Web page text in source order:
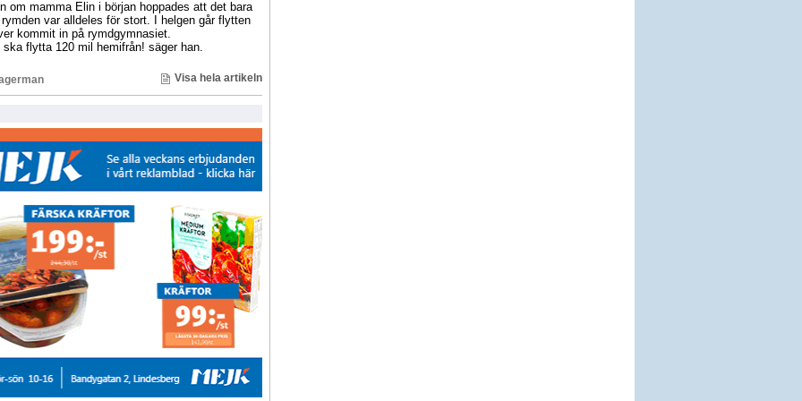
om mamma Elin i början hoppades att det bara
var alldeles för stort. I helgen går flytten
kommit in på rymdgymnasiet.
flytta 120 mil hemifrån! säger han.
Visa hela artikeln